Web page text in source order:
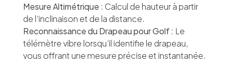
Mesure Altimétrique : Calcul de hauteur à partir
de l’inclinaison et de la distance.
Reconnaissance du Drapeau pour Golf : Le
télémètre vibre lorsqu’il identifie le drapeau,
vous offrant une mesure précise et instantanée.